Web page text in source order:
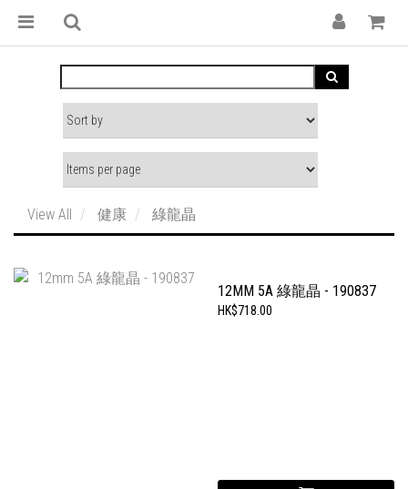
View All 健康 綠龍晶
12MM 5A 綠龍晶 - 190837
HK$718.00